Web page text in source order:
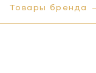
Товары бренда